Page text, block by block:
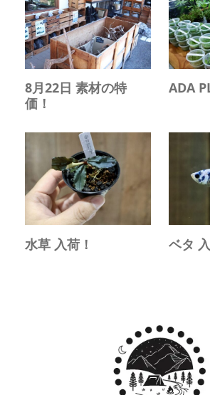
8月22日 素材の特
価！
ADA
水草 入荷！ ベタ